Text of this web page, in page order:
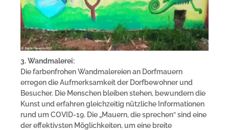
3. Wandmalerei:
Die farbenfrohen Wandmalereien an Dorfmauern
erregen die Aufmerksamkeit der Dorfbewohner und
Besucher. Die Menschen bleiben stehen, bewundern die
Kunst und erfahren gleichzeitig nützliche Informationen
rund um COVID-19. Die „Mauern, die sprechen“ sind eine
der effektivsten Möglichkeiten, um eine breite